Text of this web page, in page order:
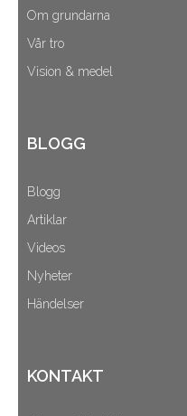
Om grundarna
Vår tro
Vision & medel
BLOGG
Blogg
Artiklar
Videos
Nyheter
Händelser
KONTAKT